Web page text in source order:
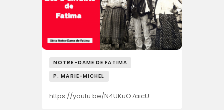
NOTRE-DAME DE FATIMA
P. MARIE-MICHEL
https://youtu.be/N4UKuO7aicU